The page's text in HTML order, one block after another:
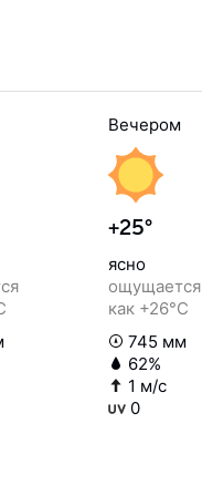
Вечером
+25°
ясно
ощущается
как +26°C
745 мм
62%
1 м/с
0